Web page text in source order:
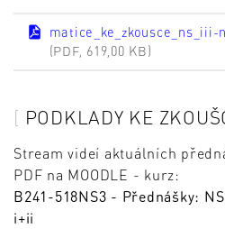
matice_ke_zkousce_ns_iii-
(PDF, 619,00 KB)
PODKLADY KE
Stream videí aktuálních
PDF na MOODLE - kurz:
B241-518NS3 - Přednášky:
i+ii